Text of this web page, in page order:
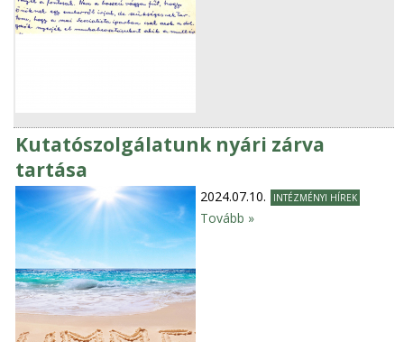
Kutatószolgálatunk nyári zárva
tartása
2024.07.10. INTÉZMÉNYI HÍREK
Tovább »